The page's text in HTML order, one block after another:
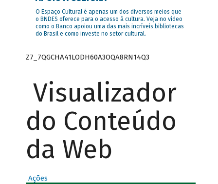
O Espaço Cultural é apenas um dos diversos meios que
o BNDES oferece para o acesso à cultura. Veja no vídeo
como o Banco apoiou uma das mais incríveis bibliotecas
do Brasil e como investe no setor cultural.
Z7_7QGCHA41LODH60A3OQA8RN14Q3
Visualizador
do Conteúdo
da Web
Ações